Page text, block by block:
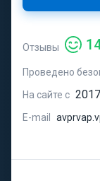
Отзывы
Проведено
На сайте с
E-mail